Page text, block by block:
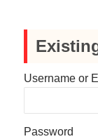
Username or
Password